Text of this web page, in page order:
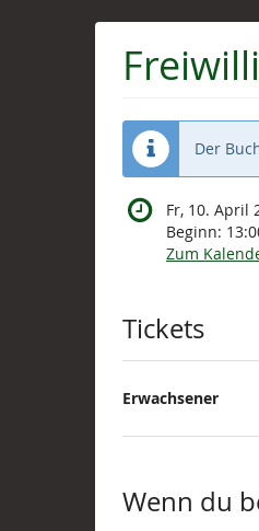
Der
Fr, 10. April
Beginn:
Zum
Produkte
Tickets
Erwachsener
Wenn du